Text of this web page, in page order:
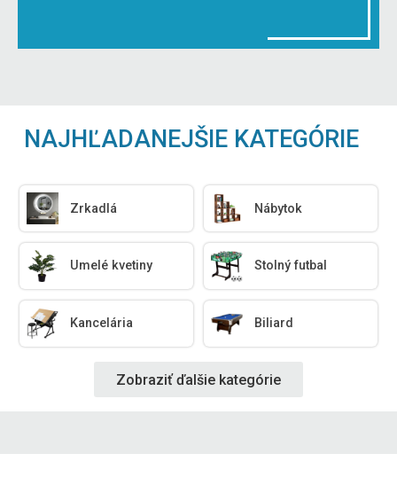
NAJHĽADANEJŠIE KATEGÓRIE
Zrkadlá Nábytok
Umelé kvetiny Stolný futbal
Kancelária Biliard
Zobraziť ďalšie kategórie